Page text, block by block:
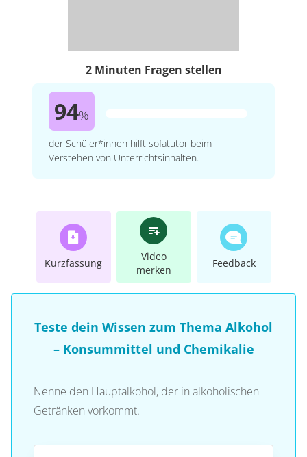
2 Minuten Fragen stellen
94%
der Schüler*innen hilft sofatutor beim
Verstehen von Unterrichtsinhalten.
Kurzfassung
Video
merken
Feedback
Teste dein Wissen zum Thema Alkohol
– Konsummittel und Chemikalie
Nenne den Hauptalkohol, der in alkoholischen
Getränken vorkommt.